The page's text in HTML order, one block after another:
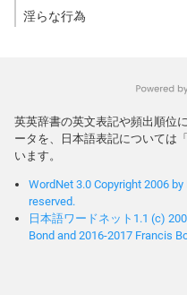
淫らな行為
英英辞書の英文表記や頻出順位
ータを、日本語表記については
います。
WordNet 3.0 Copyright 2006
reserved.
日本語ワードネット1.1 (c)
Bond and 2016-2017 Francis